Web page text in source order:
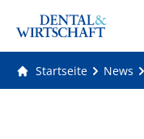
Startseite News